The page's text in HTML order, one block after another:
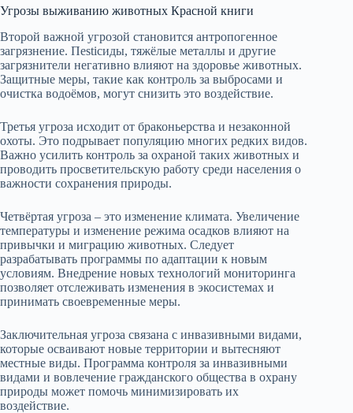
Угрозы выживанию животных Красной книги
Второй важной угрозой становится антропогенное
загрязнение. Пesticиды, тяжёлые металлы и другие
загрязнители негативно влияют на здоровье животных.
Защитные меры, такие как контроль за выбросами и
очистка водоёмов, могут снизить это воздействие.
Третья угроза исходит от браконьерства и незаконной
охоты. Это подрывает популяцию многих редких видов.
Важно усилить контроль за охраной таких животных и
проводить просветительскую работу среди населения о
важности сохранения природы.
Четвёртая угроза – это изменение климата. Увеличение
температуры и изменение режима осадков влияют на
привычки и миграцию животных. Следует
разрабатывать программы по адаптации к новым
условиям. Внедрение новых технологий мониторинга
позволяет отслеживать изменения в экосистемах и
принимать своевременные меры.
Заключительная угроза связана с инвазивными видами,
которые осваивают новые территории и вытесняют
местные виды. Программа контроля за инвазивными
видами и вовлечение гражданского общества в охрану
природы может помочь минимизировать их
воздействие.